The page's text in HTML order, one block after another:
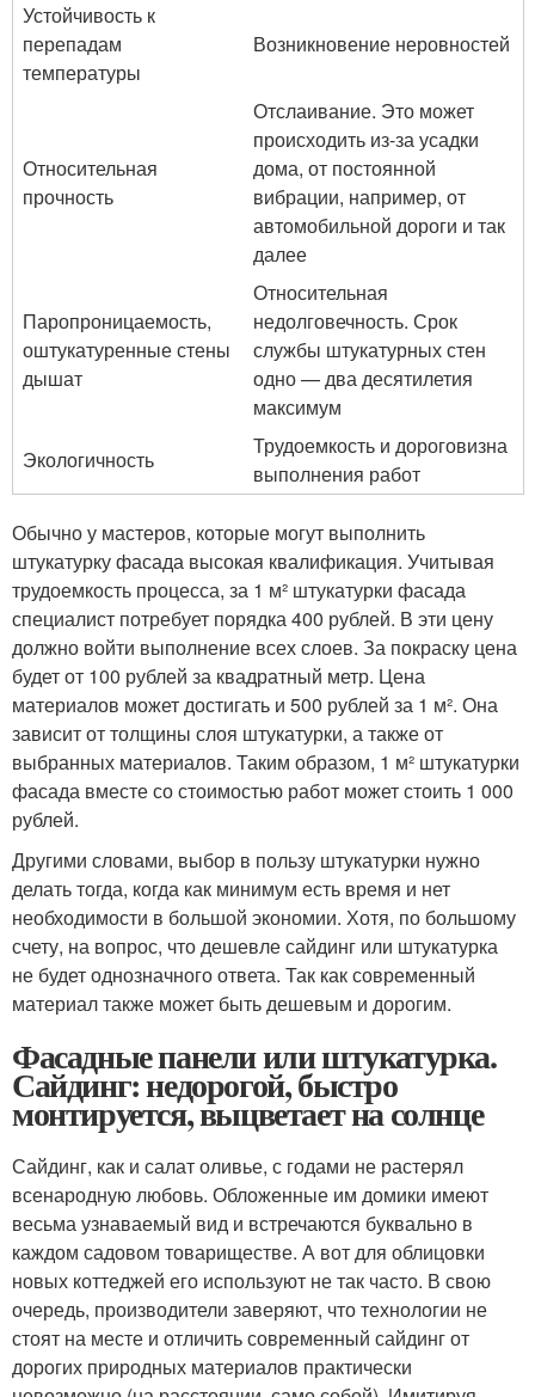
Устойчивость к
перепадам
температуры
Возникновение неровностей
Относительная
прочность
Отслаивание. Это может
происходить из-за усадки
дома, от постоянной
вибрации, например, от
автомобильной дороги и так
далее
Паропроницаемость,
оштукатуренные стены
дышат
Относительная
недолговечность. Срок
службы штукатурных стен
одно — два десятилетия
максимум
Экологичность
Трудоемкость и дороговизна
выполнения работ
Обычно у мастеров, которые могут выполнить
штукатурку фасада высокая квалификация. Учитывая
трудоемкость процесса, за 1 м² штукатурки фасада
специалист потребует порядка 400 рублей. В эти цену
должно войти выполнение всех слоев. За покраску цена
будет от 100 рублей за квадратный метр. Цена
материалов может достигать и 500 рублей за 1 м². Она
зависит от толщины слоя штукатурки, а также от
выбранных материалов. Таким образом, 1 м² штукатурки
фасада вместе со стоимостью работ может стоить 1 000
рублей.
Другими словами, выбор в пользу штукатурки нужно
делать тогда, когда как минимум есть время и нет
необходимости в большой экономии. Хотя, по большому
счету, на вопрос, что дешевле сайдинг или штукатурка
не будет однозначного ответа. Так как современный
материал также может быть дешевым и дорогим.
Фасадные панели или штукатурка.
Сайдинг: недорогой, быстро
монтируется, выцветает на солнце
Сайдинг, как и салат оливье, с годами не растерял
всенародную любовь. Обложенные им домики имеют
весьма узнаваемый вид и встречаются буквально в
каждом садовом товариществе. А вот для облицовки
новых коттеджей его используют не так часто. В свою
очередь, производители заверяют, что технологии не
стоят на месте и отличить современный сайдинг от
дорогих природных материалов практически